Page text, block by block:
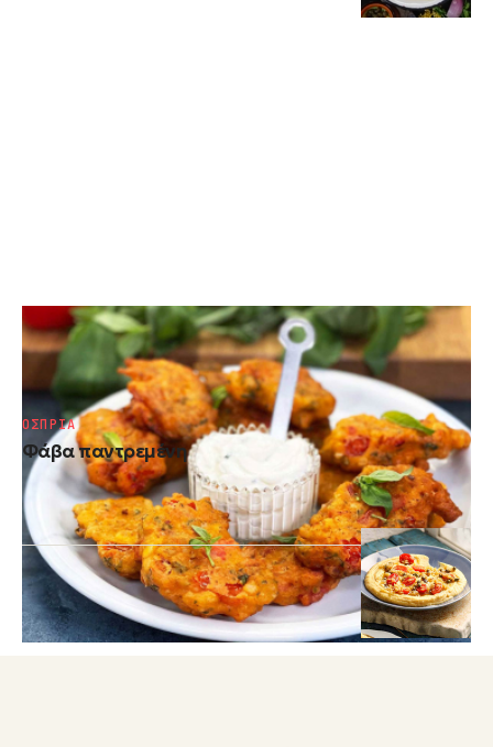
Ντοματοκεφτέδες Σαντορίνης
ΛΑΧΑΝΙΚΑ
Φάβα παντρεμένη
ΟΣΠΡΙΑ